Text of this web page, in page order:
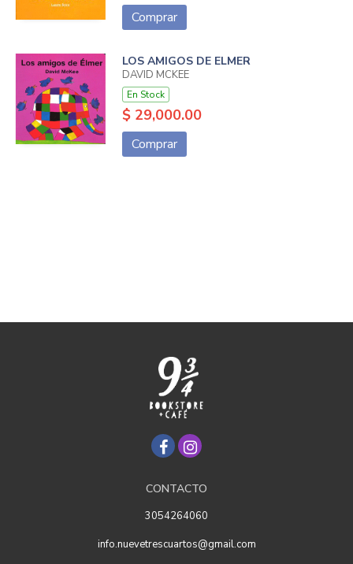
Comprar
LOS AMIGOS DE ELMER
DAVID MCKEE
En Stock
$ 29,000.00
Comprar
CONTACTO
3054264060
info.nuevetrescuartos@gmail.com